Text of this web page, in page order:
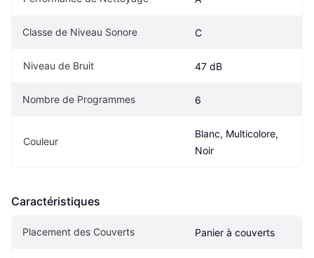
Classe de Niveau Sonore C
Niveau de Bruit 47 dB
Nombre de Programmes 6
Couleur
Blanc, Multicolore,
Noir
Caractéristiques
Placement des Couverts Panier à couverts